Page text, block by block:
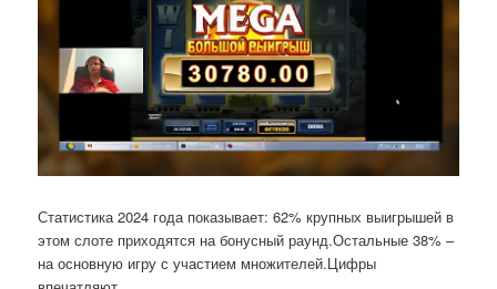
Статистика 2024 года показывает: 62% крупных выигрышей в
этом слоте приходятся на бонусный раунд.Остальные 38% –
на основную игру с участием множителей.Цифры